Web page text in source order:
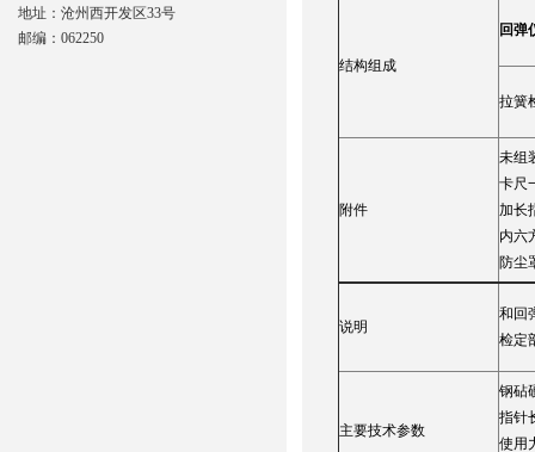
结构组成
回弹
拉簧
附件
未组
卡尺
加长
内六
防尘
说明
和回
检定
主要技术参数
钢砧
指针
使用
地址：沧州西开发区33号
邮编：062250